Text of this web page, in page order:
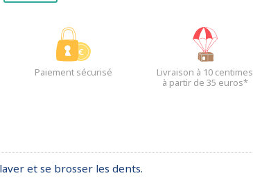
Paiement sécurisé
Livraison à 10 centimes
à partir de 35 euros*
et se brosser les dents.